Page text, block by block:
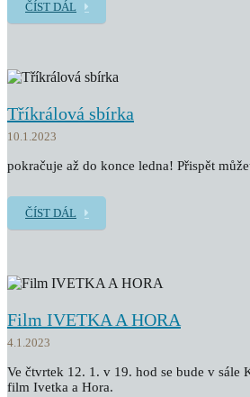
ČÍST DÁL
Tříkrálová sbírka
10.1.2023
pokračuje až do konce ledna! Přispět
ČÍST DÁL
Film IVETKA A HORA
4.1.2023
Ve čtvrtek 12. 1. v 19. hod se bude v sále
film Ivetka a Hora.